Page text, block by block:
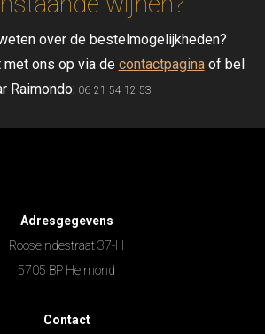
over de bestelmogelijkheden?
met ons op via de contactpaginaof bel
Raimondo: 06 21 54 12 53
Adresgegevens
Rooseindestraat 37-H
5705 BP Helmond
Contact